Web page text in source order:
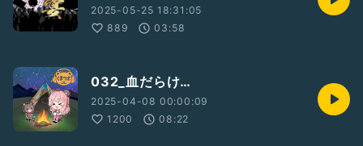
2025-05-25 18:31:05
889
03:58
032_血だらけ…
2025-04-08 00:00:09
1200
08:22